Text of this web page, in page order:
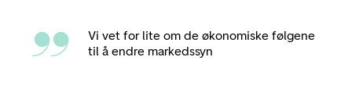
Vi vet for lite om de økonomiske følgene
til å endre markedssyn